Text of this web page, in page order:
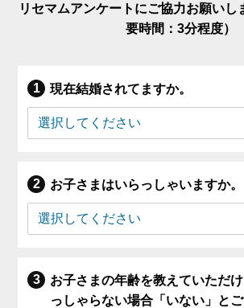
リセマムアンケートにご協力お願いし
要時間：3分程度）
現在結婚されてますか。
お子さまはいらっしゃいますか。
お子さまの年齢を教えていただ
っしゃらない場合「いない」と